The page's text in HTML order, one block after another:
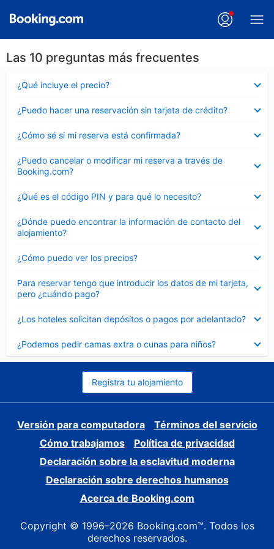
Las 10 preguntas más frecuentes
¿Qué incluye el precio?
cerrado
¿Puedo hacer una reservación sin tarjeta de crédito?
cerrado
¿Cómo sé si mi reserva está confirmada?
cerrado
¿Puedo cancelar o modificar mi reserva a través de
Booking.com?
cerrado
¿Qué es el código PIN y para qué lo necesito?
cerrado
¿Dónde puedo encontrar la información de contacto del
alojamiento?
cerrado
¿Cómo puedo ver los precios?
cerrado
Para reservar tengo que introducir los datos de mi tarjeta,
pero ¿cuándo pago?
cerrado
¿Los hoteles solicitan depósitos o pagos por adelantado?
cerrado
¿Podemos pedir camas extra o cunas para niños?
cerrado
Registra tu alojamiento
Versión para computadora
Términos del servicio
Cómo trabajamos
Política de privacidad
Declaración sobre la esclavitud moderna
Declaración sobre derechos humanos
Acerca de Booking.com
Copyright © 1996–2026 Booking.com™. Todos los
derechos reservados.